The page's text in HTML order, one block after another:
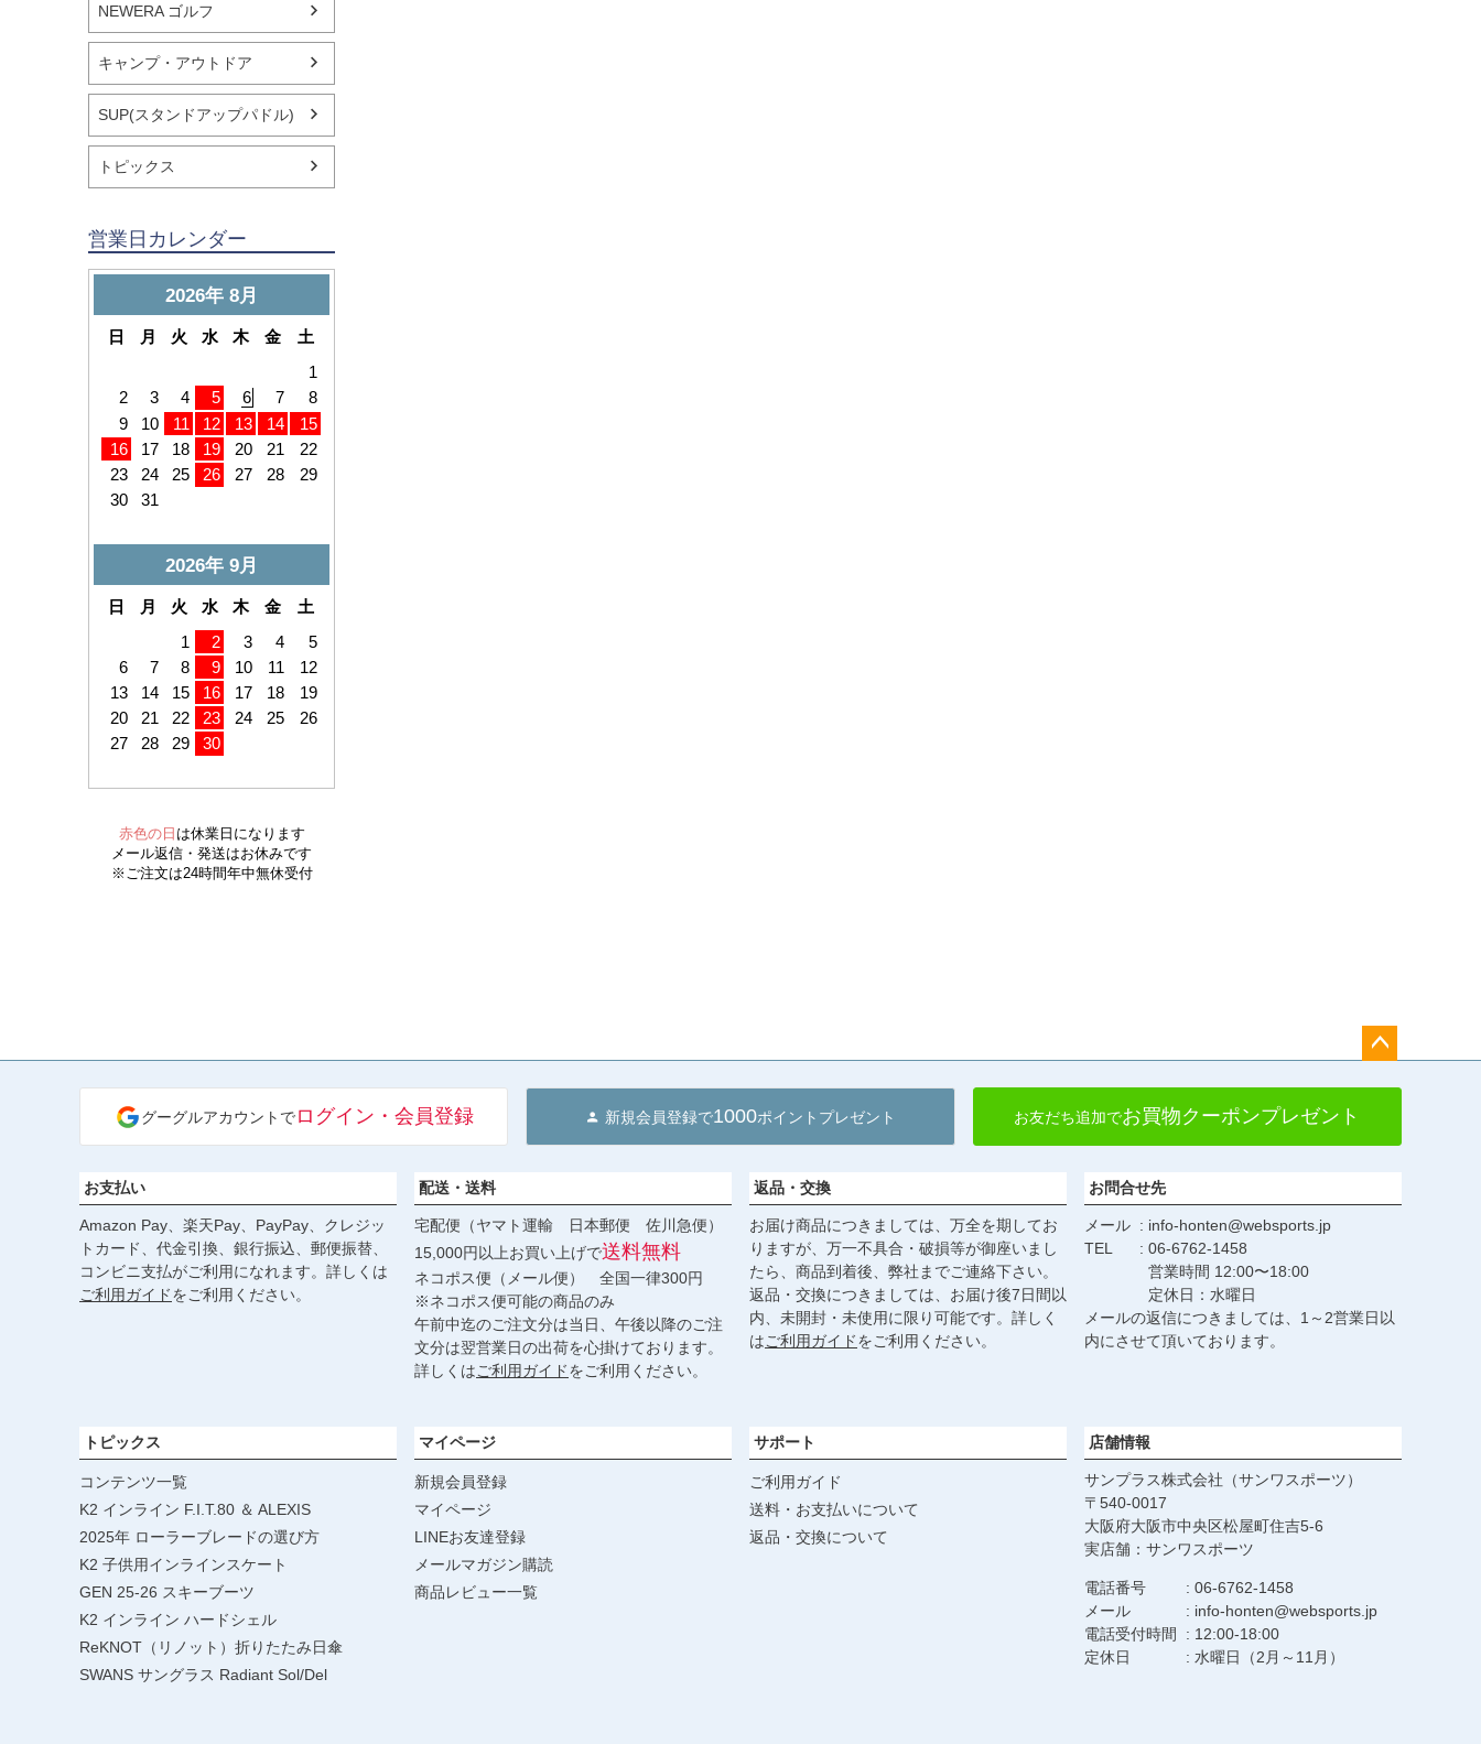
NEWERA ゴルフ
キャンプ・アウトドア
SUP(スタンドアップパドル)
トピックス
営業日カレンダー
へ
グーグルアカウントでログイン・会員登録 新規会員登録で1000ポイントプレゼント お友だち追加でお買物クーポンプレゼント
お支払い
Amazon Pay、楽天Pay、PayPay、クレジッ
トカード、代金引換、銀行振込、郵便振替、
コンビニ支払がご利用になれます。詳しくは
ご利用ガイドをご利用ください。
配送・送料
宅配便（ヤマト運輸 日本郵便 佐川急便）
15,000円以上お買い上げで送料無料
ネコポス便（メール便） 全国一律300円
※ネコポス便可能の商品のみ
午前中迄のご注文分は当日、午後以降のご注
文分は翌営業日の出荷を心掛けております。
詳しくはご利用ガイドをご利用ください。
返品・交換
お届け商品につきましては、万全を期してお
りますが、万一不具合・破損等が御座いまし
たら、商品到着後、弊社までご連絡下さい。
返品・交換につきましては、お届け後7日間以
内、未開封・未使用に限り可能です。詳しく
はご利用ガイドをご利用ください。
お問合せ先
メール
info-honten@websports.jp
TEL
06-6762-1458
営業時間 12:00〜18:00
定休日：水曜日
メールの返信につきましては、1～2営業日以
内にさせて頂いております。
トピックス
コンテンツ一覧
K2 インライン F.I.T.80 ＆ ALEXIS
2025年 ローラーブレードの選び方
K2 子供用インラインスケート
GEN 25-26 スキーブーツ
K2 インライン ハードシェル
ReKNOT（リノット）折りたたみ日傘
SWANS サングラス Radiant Sol/Del
マイページ
新規会員登録
マイページ
LINEお友達登録
メールマガジン購読
商品レビュー一覧
サポート
ご利用ガイド
送料・お支払いについて
返品・交換について
店舗情報
サンプラス株式会社（サンワスポーツ）
540-0017
大阪府大阪市中央区松屋町住吉5-6
実店舗：サンワスポーツ
電話番号
06-6762-1458
メール
info-honten@websports.jp
電話受付時間
12:00-18:00
定休日
水曜日（2月～11月）